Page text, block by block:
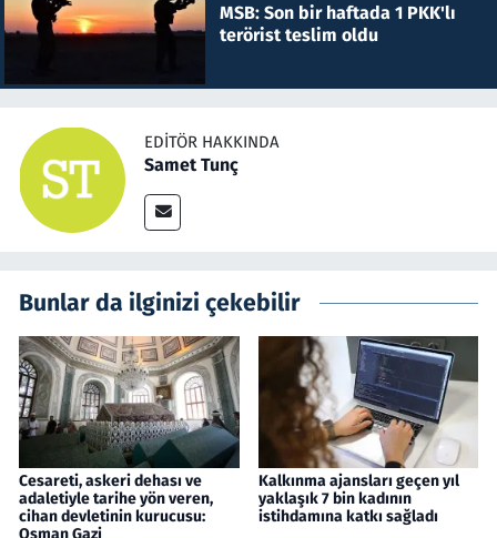
MSB: Son bir haftada 1 PKK'lı
terörist teslim oldu
EDITÖR HAKKINDA
Samet Tunç
Bunlar da ilginizi çekebilir
Cesareti, askeri dehası ve
adaletiyle tarihe yön veren,
cihan devletinin kurucusu:
Kalkınma ajansları geçen yıl
yaklaşık 7 bin kadının
istihdamına katkı sağladı